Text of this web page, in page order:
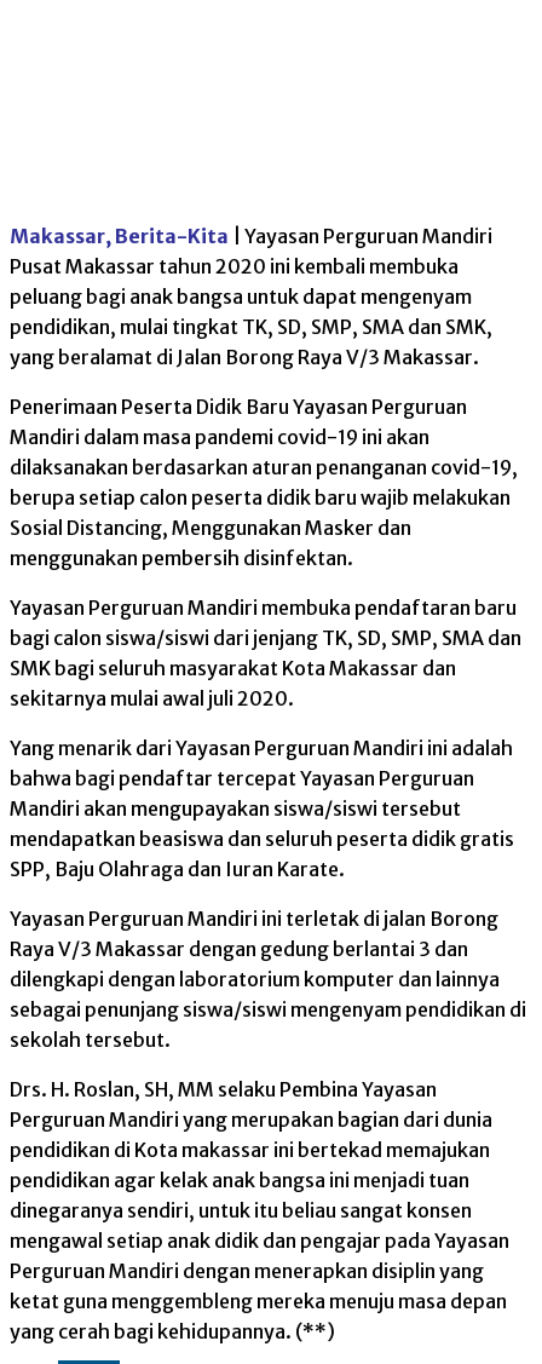
Makassar, Berita-Kita | Yayasan Perguruan Mandiri
Pusat Makassar tahun 2020 ini kembali membuka
peluang bagi anak bangsa untuk dapat mengenyam
pendidikan, mulai tingkat TK, SD, SMP, SMA dan SMK,
yang beralamat di Jalan Borong Raya V/3 Makassar.
Penerimaan Peserta Didik Baru Yayasan Perguruan
Mandiri dalam masa pandemi covid-19 ini akan
dilaksanakan berdasarkan aturan penanganan covid-19,
berupa setiap calon peserta didik baru wajib melakukan
Sosial Distancing, Menggunakan Masker dan
menggunakan pembersih disinfektan.
Yayasan Perguruan Mandiri membuka pendaftaran baru
bagi calon siswa/siswi dari jenjang TK, SD, SMP, SMA dan
SMK bagi seluruh masyarakat Kota Makassar dan
sekitarnya mulai awal juli 2020.
Yang menarik dari Yayasan Perguruan Mandiri ini adalah
bahwa bagi pendaftar tercepat Yayasan Perguruan
Mandiri akan mengupayakan siswa/siswi tersebut
mendapatkan beasiswa dan seluruh peserta didik gratis
SPP, Baju Olahraga dan Iuran Karate.
Yayasan Perguruan Mandiri ini terletak di jalan Borong
Raya V/3 Makassar dengan gedung berlantai 3 dan
dilengkapi dengan laboratorium komputer dan lainnya
sebagai penunjang siswa/siswi mengenyam pendidikan di
sekolah tersebut.
Drs. H. Roslan, SH, MM selaku Pembina Yayasan
Perguruan Mandiri yang merupakan bagian dari dunia
pendidikan di Kota makassar ini bertekad memajukan
pendidikan agar kelak anak bangsa ini menjadi tuan
dinegaranya sendiri, untuk itu beliau sangat konsen
mengawal setiap anak didik dan pengajar pada Yayasan
Perguruan Mandiri dengan menerapkan disiplin yang
ketat guna menggembleng mereka menuju masa depan
yang cerah bagi kehidupannya. (**)